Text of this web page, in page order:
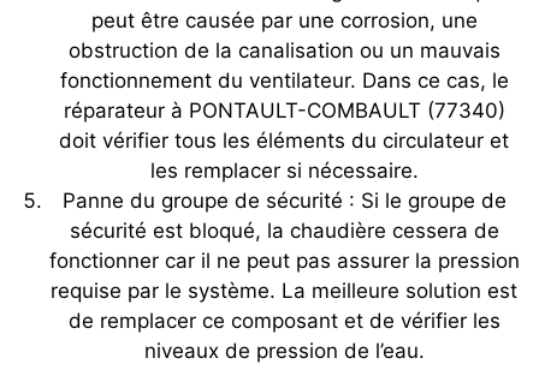
peut être causée par une corrosion, une
obstruction de la canalisation ou un mauvais
fonctionnement du ventilateur. Dans ce cas, le
réparateur à PONTAULT-COMBAULT (77340)
doit vérifier tous les éléments du circulateur et
les remplacer si nécessaire.
Panne du groupe de sécurité : Si le groupe de
sécurité est bloqué, la chaudière cessera de
fonctionner car il ne peut pas assurer la pression
requise par le système. La meilleure solution est
de remplacer ce composant et de vérifier les
niveaux de pression de l’eau.